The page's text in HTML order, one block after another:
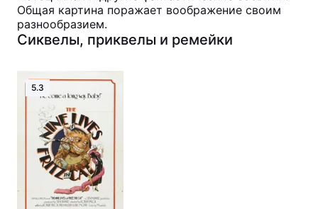
Общая картина поражает воображение своим
разнообразием.
Сиквелы, приквелы и ремейки
5.3